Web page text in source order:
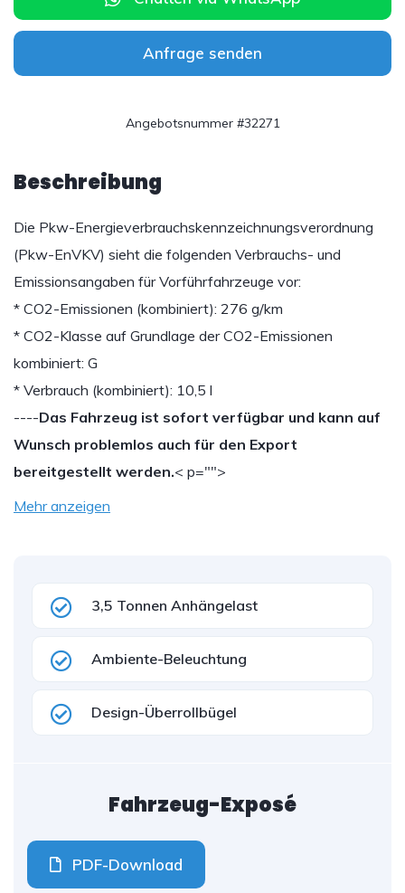
Anfrage senden
Angebotsnummer #32271
Beschreibung
Die Pkw-Energieverbrauchskennzeichnungsverordnung
(Pkw-EnVKV) sieht die folgenden Verbrauchs- und
Emissionsangaben für Vorführfahrzeuge vor:
* CO2-Emissionen (kombiniert): 276 g/km
* CO2-Klasse auf Grundlage der CO2-Emissionen
kombiniert: G
* Verbrauch (kombiniert): 10,5 l
----Das Fahrzeug ist sofort verfügbar und kann auf
Wunsch problemlos auch für den Export
bereitgestellt werden.< p="">
Mehr anzeigen
3,5 Tonnen Anhängelast
Ambiente-Beleuchtung
Design-Überrollbügel
Fahrzeug-Exposé
PDF-Download